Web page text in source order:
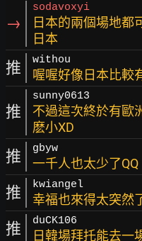
→
sodavoxyi
日本的兩個場地都
日本
推 withou
喔喔好像日本比較
推
sunny0613
不過這次終於有歐
麽小XD
推 gbyw
一千人也太少了QQ
推 kwiangel
幸福也來得太突然
推 duCK106
日韓場拜托能去一